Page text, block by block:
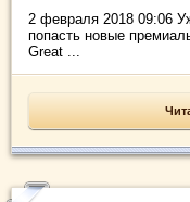
2 февраля 2018 09:06
попасть новые
Great ...